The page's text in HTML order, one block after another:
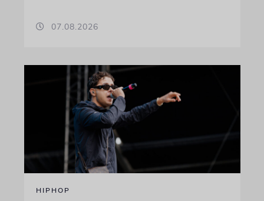
07.08.2026
HIPHOP